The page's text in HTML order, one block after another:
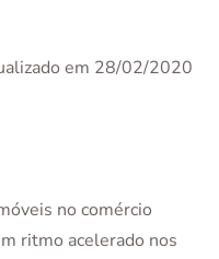
em 28/02/2020
no comércio
ritmo acelerado nos